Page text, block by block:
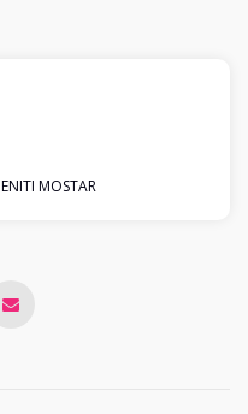
MOSTAR